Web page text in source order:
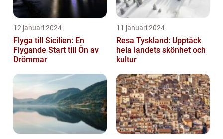
12 januari 2024
Flyga till Sicilien: En
Flygande Start till Ön av
Drömmar
11 januari 2024
Resa Tyskland: Upptäck
hela landets skönhet och
kultur